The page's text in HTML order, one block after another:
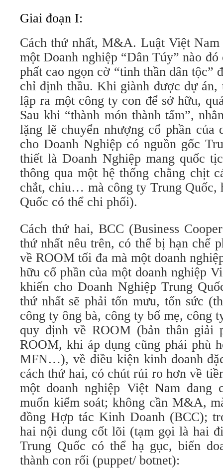
Giai đoạn I:
Cách thứ nhất, M&A. Luật Việt Nam
một Doanh nghiệp “Dân Túy” nào
phất cao ngọn cờ “tinh thần dân tộc”
chỉ định thầu. Khi giành được dự án,
lập ra một công ty con để sở hữu,
Sau khi “thành món thành tấm”,
lặng lẽ chuyển nhượng cổ phần của
cho Doanh Nghiệp có nguồn gốc
thiết là Doanh Nghiệp mang quốc
thông qua một hệ thống chằng chịt
chắt, chiu… mà công ty Trung Quốc,
Quốc có thể chi phối).
Cách thứ hai, BCC (Business
thứ nhất nêu trên, có thể bị hạn chế
về ROOM tối đa mà một doanh
hữu cổ phần của một doanh nghiệp
khiến cho Doanh Nghiệp Trung
thứ nhất sẽ phải tốn mưu, tốn sức
công ty ông bà, công ty bố mẹ, công
quy định về ROOM (bản thân giải
ROOM, khi áp dụng cũng phải phù
MFN…), về điều kiện kinh doanh
cách thứ hai, có chút rủi ro hơn về
một doanh nghiệp Việt Nam đang
muốn kiểm soát; không cần M&A,
đồng Hợp tác Kinh Doanh (BCC);
hai nội dung cốt lõi (tạm gọi là hai
Trung Quốc có thể hạ gục, biến
thành con rối (puppet/ botnet):